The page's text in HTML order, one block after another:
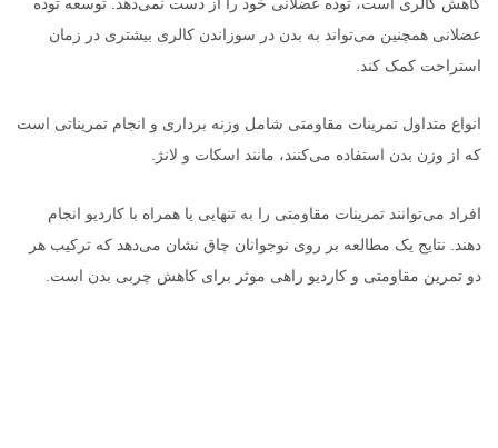
عضلانی همچنین می‌تواند به بدن در سوزاندن کالری بیشتری در زمان
استراحت کمک کند.
انواع متداول تمرینات مقاومتی شامل وزنه برداری و انجام تمریناتی است
که از وزن بدن استفاده می‌کنند، مانند اسکات و لانژ.
افراد می‌توانند تمرینات مقاومتی را به تنهایی یا همراه با کاردیو انجام
دهند. نتایج یک مطالعه بر روی نوجوانان چاق نشان می‌دهد که ترکیب هر
دو تمرین مقاومتی و کاردیو راهی موثر برای کاهش چربی بدن است.